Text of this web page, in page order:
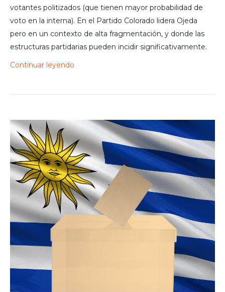
votantes politizados (que tienen mayor probabilidad de
voto en la interna). En el Partido Colorado lidera Ojeda
pero en un contexto de alta fragmentación, y donde las
estructuras partidarias pueden incidir significativamente.
Continuar leyendo